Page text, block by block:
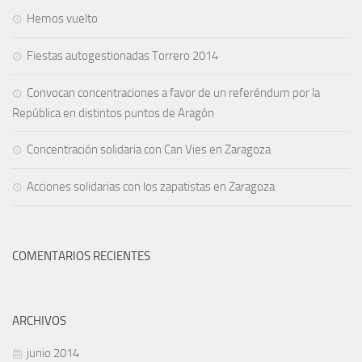
Hemos vuelto
Fiestas autogestionadas Torrero 2014
Convocan concentraciones a favor de un referéndum por la
República en distintos puntos de Aragón
Concentración solidaria con Can Vies en Zaragoza
Acciones solidarias con los zapatistas en Zaragoza
COMENTARIOS RECIENTES
ARCHIVOS
junio 2014